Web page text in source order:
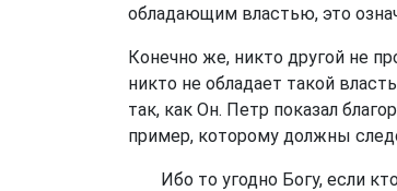
обладающим властью, это
Конечно же, никто другой не
никто не обладает такой
так, как Он. Петр показал
пример, которому должны
Ибо то угодно Богу, если